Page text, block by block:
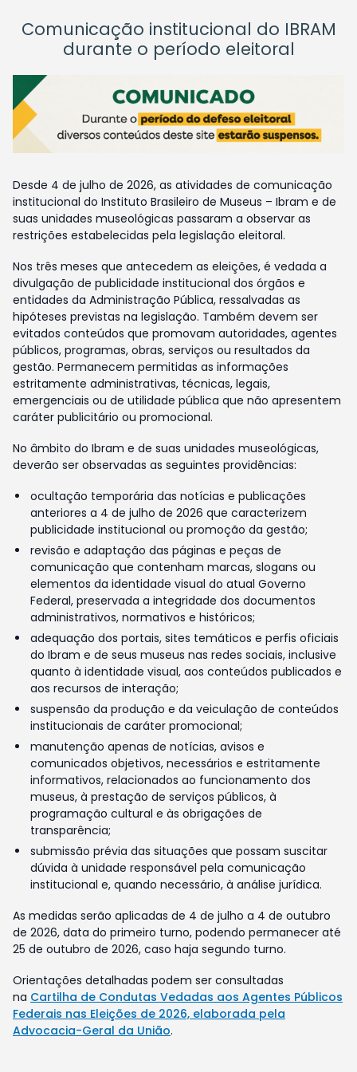
Comunicação institucional do IBRAM
durante o período eleitoral
Desde 4 de julho de 2026, as atividades de comunicação
institucional do Instituto Brasileiro de Museus – Ibram e de
suas unidades museológicas passaram a observar as
restrições estabelecidas pela legislação eleitoral.
Nos três meses que antecedem as eleições, é vedada a
divulgação de publicidade institucional dos órgãos e
entidades da Administração Pública, ressalvadas as
hipóteses previstas na legislação. Também devem ser
evitados conteúdos que promovam autoridades, agentes
públicos, programas, obras, serviços ou resultados da
gestão. Permanecem permitidas as informações
estritamente administrativas, técnicas, legais,
emergenciais ou de utilidade pública que não apresentem
caráter publicitário ou promocional.
No âmbito do Ibram e de suas unidades museológicas,
deverão ser observadas as seguintes providências:
ocultação temporária das notícias e publicações
anteriores a 4 de julho de 2026 que caracterizem
publicidade institucional ou promoção da gestão;
revisão e adaptação das páginas e peças de
comunicação que contenham marcas, slogans ou
elementos da identidade visual do atual Governo
Federal, preservada a integridade dos documentos
administrativos, normativos e históricos;
adequação dos portais, sites temáticos e perfis oficiais
do Ibram e de seus museus nas redes sociais, inclusive
quanto à identidade visual, aos conteúdos publicados e
aos recursos de interação;
suspensão da produção e da veiculação de conteúdos
institucionais de caráter promocional;
manutenção apenas de notícias, avisos e
comunicados objetivos, necessários e estritamente
informativos, relacionados ao funcionamento dos
museus, à prestação de serviços públicos, à
programação cultural e às obrigações de
transparência;
submissão prévia das situações que possam suscitar
dúvida à unidade responsável pela comunicação
institucional e, quando necessário, à análise jurídica.
As medidas serão aplicadas de 4 de julho a 4 de outubro
de 2026, data do primeiro turno, podendo permanecer até
25 de outubro de 2026, caso haja segundo turno.
Orientações detalhadas podem ser consultadas
na Cartilha de Condutas Vedadas aos Agentes Públicos
Federais nas Eleições de 2026, elaborada pela
Advocacia-Geral da União.